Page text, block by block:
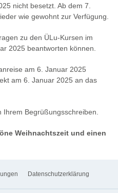
nicht besetzt. Ab dem 7.
wie gewohnt zur Verfügung.
zu den ÜLu-Kursen im
2025 beantworten können.
am 6. Januar 2025
am 6. Januar 2025 an das
Begrüßungsschreiben.
Weihnachtszeit und einen
Datenschutzerklärung